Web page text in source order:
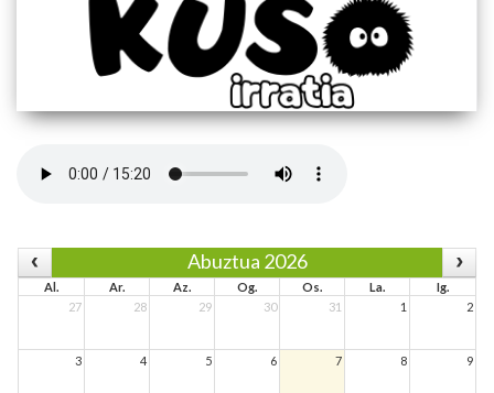
Abuztua 2026
Al. Ar. Az. Og. Os. La.
Ig.
27
28 29 30 31 1 2
3 4 5 6 7 8 9